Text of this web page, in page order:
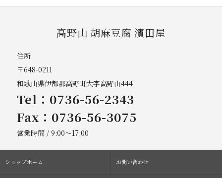
高野山 胡麻豆腐 濱田屋
住所
〒648-0211
和歌山県伊都郡高野町大字高野山444
Tel：0736-56-2343
Fax：0736-56-3075
営業時間 / 9:00～17:00
ショップホーム お問い合わせ